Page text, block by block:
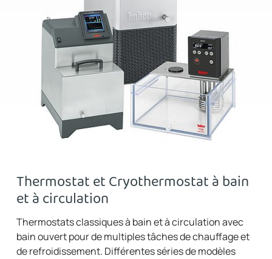
Thermostat et Cryothermostat à bain
et à circulation
Thermostats classiques à bain et à circulation avec
bain ouvert pour de multiples tâches de chauffage et
de refroidissement. Différentes séries de modèles